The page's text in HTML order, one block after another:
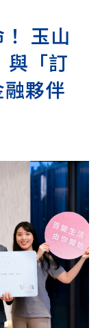
玉山
「訂
夥伴